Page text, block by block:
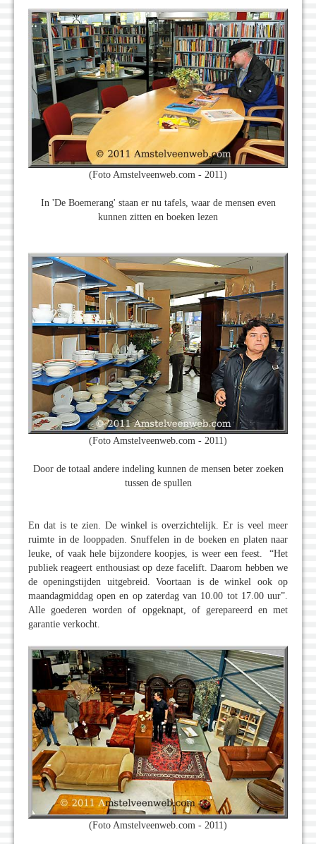
(Foto Amstelveenweb.com - 2011)
In 'De Boemerang' staan er nu tafels, waar de mensen even
kunnen zitten en boeken lezen
(Foto Amstelveenweb.com - 2011)
Door de totaal andere indeling kunnen de mensen beter zoeken
tussen de spullen
En dat is te zien. De winkel is overzichtelijk. Er is veel meer
ruimte in de looppaden. Snuffelen in de boeken en platen naar
leuke, of vaak hele bijzondere koopjes, is weer een feest. “Het
publiek reageert enthousiast op deze facelift. Daarom hebben we
de openingstijden uitgebreid. Voortaan is de winkel ook op
maandagmiddag open en op zaterdag van 10.00 tot 17.00 uur”.
Alle goederen worden of opgeknapt, of gerepareerd en met
garantie verkocht.
(Foto Amstelveenweb.com - 2011)